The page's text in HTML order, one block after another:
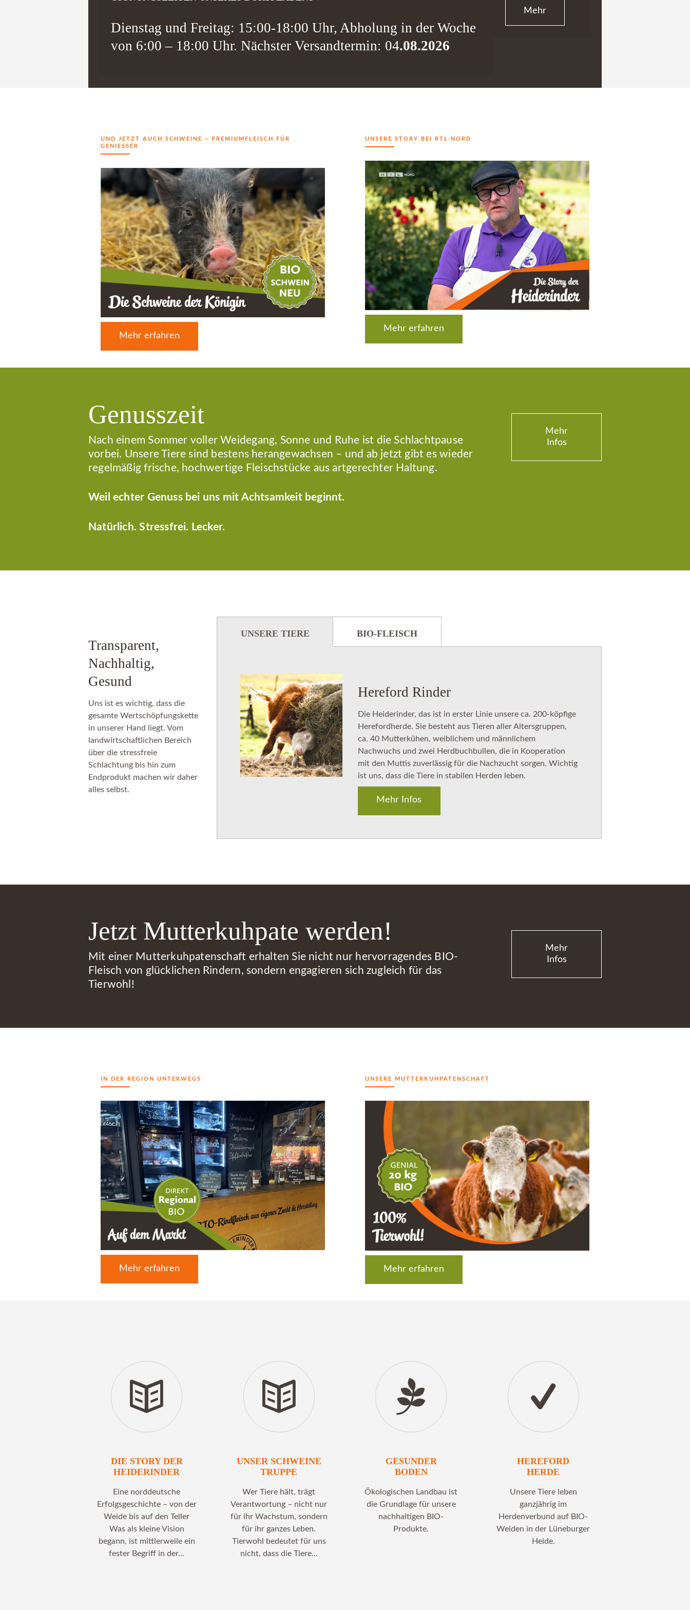
Dienstag und Freitag: 15:00-18:00 Uhr, Abholung in der Woche
von 6:00 – 18:00 Uhr. Nächster Versandtermin: 04.08.2026
Mehr
UND JETZT AUCH SCHWEINE – PREMIUMFLEISCH FÜR
GENIESSER
Mehr erfahren
UNSERE STORY BEI RTL-NORD
Mehr erfahren
Genusszeit
Nach einem Sommer voller Weidegang, Sonne und Ruhe ist die Schlachtpause
vorbei. Unsere Tiere sind bestens herangewachsen – und ab jetzt gibt es wieder
regelmäßig frische, hochwertige Fleischstücke aus artgerechter Haltung.
Weil echter Genuss bei uns mit Achtsamkeit beginnt.
Natürlich. Stressfrei. Lecker.
Mehr
Infos
Transparent,
Nachhaltig,
Gesund
Uns ist es wichtig, dass die
gesamte Wertschöpfungskette
in unserer Hand liegt. Vom
landwirtschaftlichen Bereich
über die stressfreie
Schlachtung bis hin zum
Endprodukt machen wir daher
alles selbst.
UNSERE TIERE BIO-FLEISCH
Hereford Rinder
Die Heiderinder, das ist in erster Linie unsere ca. 200-köpfige
Herefordherde. Sie besteht aus Tieren aller Altersgruppen,
ca. 40 Mutterkühen, weiblichem und männlichem
Nachwuchs und zwei Herdbuchbullen, die in Kooperation
mit den Muttis zuverlässig für die Nachzucht sorgen. Wichtig
ist uns, dass die Tiere in stabilen Herden leben.
Mehr Infos
Jetzt Mutterkuhpate werden!
Mit einer Mutterkuhpatenschaft erhalten Sie nicht nur hervorragendes BIO-
Fleisch von glücklichen Rindern, sondern engagieren sich zugleich für das
Tierwohl!
Mehr
Infos
IN DER REGION UNTERWEGS
Mehr erfahren
UNSERE MUTTERKUHPATENSCHAFT
Mehr erfahren
DIE STORY DER
HEIDERINDER
Eine norddeutsche
Erfolgsgeschichte – von der
Weide bis auf den Teller
Was als kleine Vision
begann, ist mittlerweile ein
fester Begriff in der...
UNSER SCHWEINE
TRUPPE
Wer Tiere hält, trägt
Verantwortung – nicht nur
für ihr Wachstum, sondern
für ihr ganzes Leben.
Tierwohl bedeutet für uns
nicht, dass die Tiere...
GESUNDER
BODEN
Ökologischen Landbau ist
die Grundlage für unsere
nachhaltigen BIO-
Produkte.
HEREFORD
HERDE
Unsere Tiere leben
ganzjährig im
Herdenverbund auf BIO-
Weiden in der Lüneburger
Heide.